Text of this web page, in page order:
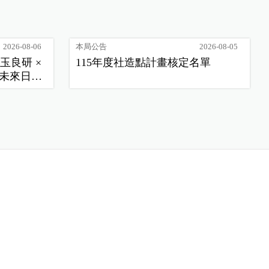
2026-08-06
良研 ×
來日
本局公告 2026-08-05
115年度社造點計畫核定名單